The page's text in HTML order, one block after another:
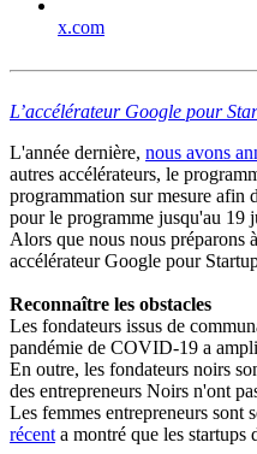
x.com
L’accélérateur Google pour
L'année dernière, nous avons
autres accélérateurs, le
programmation sur mesure afin
pour le programme jusqu'au 19
Alors que nous nous préparons
accélérateur Google pour
Reconnaître les obstacles
Les fondateurs issus de
pandémie de COVID-19 a
En outre, les fondateurs noirs
des entrepreneurs Noirs n'ont
Les femmes entrepreneurs sont
récenta montré que les startups